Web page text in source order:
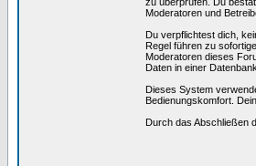
Moderatoren und
Du verpflichtest dich,
Regel führen zu
Moderatoren dieses
Daten in einer
Dieses System
Bedienungskomfort.
Durch das Abschließen